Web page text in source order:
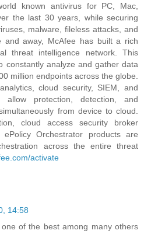
known antivirus for PC, Mac,
the last 30 years, while securing
malware, fileless attacks, and
and away, McAfee has built a rich
threat intelligence network. This
constantly analyze and gather data
million endpoints across the globe.
cloud security, SIEM, and
allow protection, detection, and
from device to cloud.
cloud access security broker
Orchestrator products are
across the entire threat
activate
14:58
of the best among many others